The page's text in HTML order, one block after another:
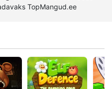
TopMangud.ee